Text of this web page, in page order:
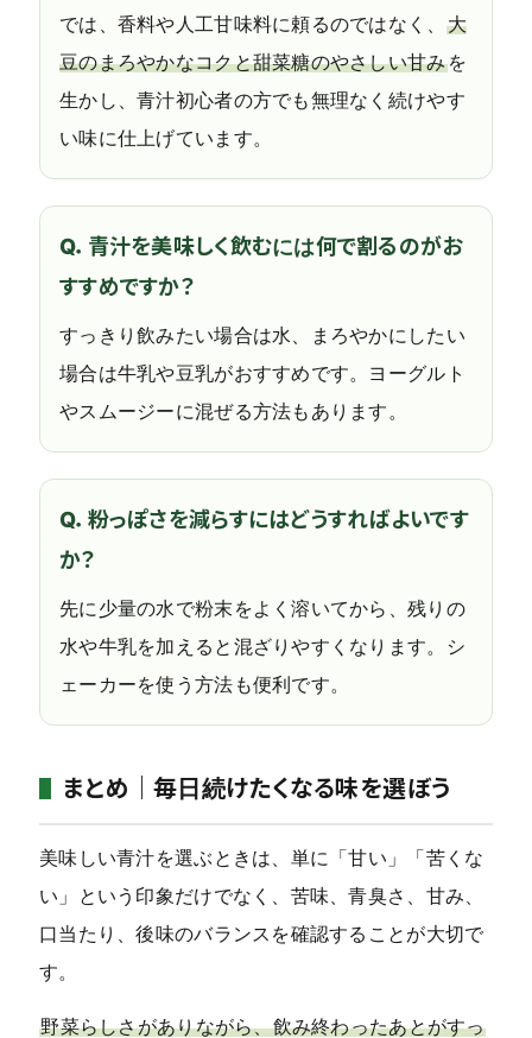
では、香料や人工甘味料に頼るのではなく、 大
豆のまろやかなコクと甜菜糖のやさしい甘みを
生かし、青汁初心者の方でも無理なく続けやす
い味に仕上げています。
Q．青汁を美味しく飲むには何で割るのがお
すすめですか？
すっきり飲みたい場合は水、まろやかにしたい
場合は牛乳や豆乳がおすすめです。ヨーグルト
やスムージーに混ぜる方法もあります。
Q．粉っぽさを減らすにはどうすればよいです
か？
先に少量の水で粉末をよく溶いてから、残りの
水や牛乳を加えると混ざりやすくなります。シ
ェーカーを使う方法も便利です。
まとめ｜毎日続けたくなる味を選ぼう
美味しい青汁を選ぶときは、単に「甘い」「苦くな
い」という印象だけでなく、苦味、青臭さ、甘み、
口当たり、後味のバランスを確認することが大切で
す。
野菜らしさがありながら、飲み終わったあとがすっ